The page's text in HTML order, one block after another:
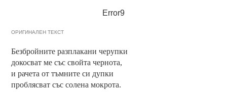
Error9
ОРИГИНАЛЕН ТЕКСТ
Безбройните разплакани черупки
докосват ме със свойта чернота,
и рачета от тъмните си дупки
проблясват със солена мокрота.